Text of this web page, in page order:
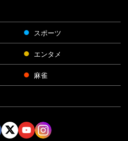
スポーツ
エンタメ
麻雀